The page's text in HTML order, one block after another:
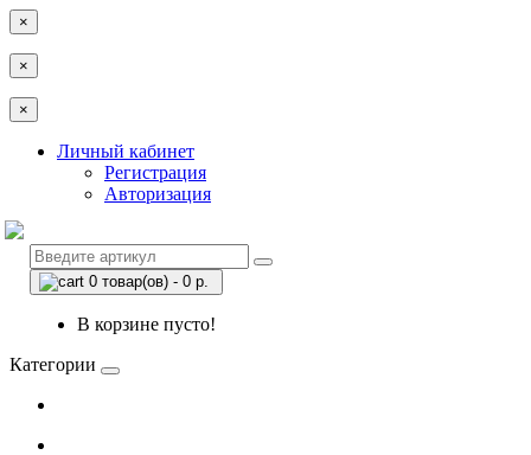
×
×
×
Личный кабинет
Регистрация
Авторизация
0 товар(ов) - 0 р.
В корзине пусто!
Категории